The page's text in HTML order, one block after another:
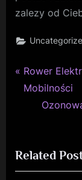
zalezy od
wpisu
P
r
o
u
Rower
Mobilności
N
t
P
Related